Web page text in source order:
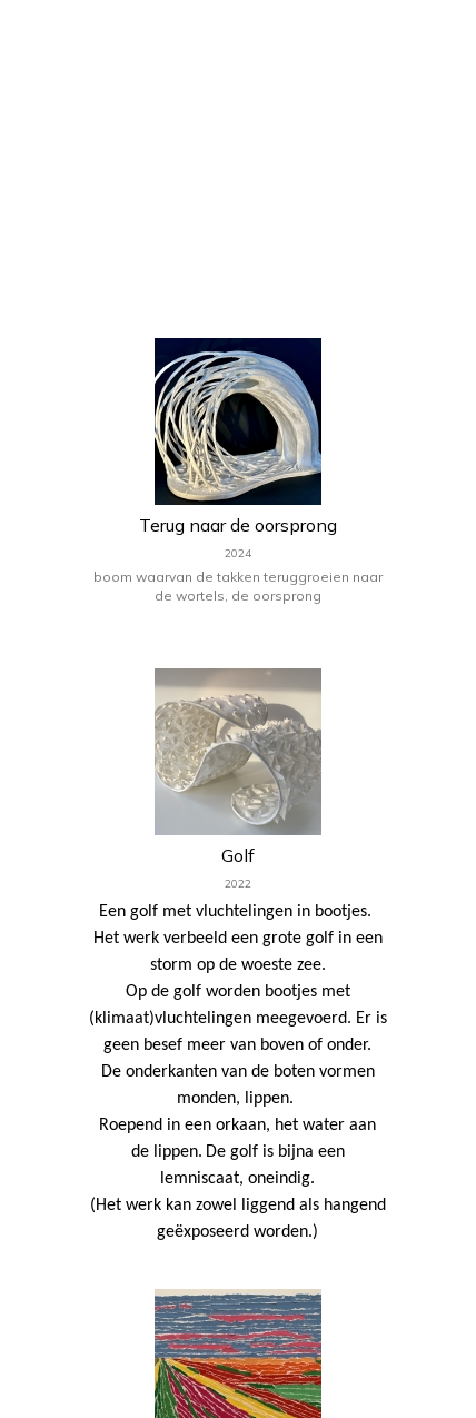
Terug naar de oorsprong
2024
boom waarvan de takken teruggroeien naar
de wortels, de oorsprong
Golf
2022
Een golf met vluchtelingen in bootjes.
Het werk verbeeld een grote golf in een
storm op de woeste zee.
Op de golf worden bootjes met
(klimaat)vluchtelingen meegevoerd. Er is
geen besef meer van boven of onder.
De onderkanten van de boten vormen
monden, lippen.
Roepend in een orkaan, het water aan
de lippen. De golf is bijna een
lemniscaat, oneindig.
(Het werk kan zowel liggend als hangend
geëxposeerd worden.)